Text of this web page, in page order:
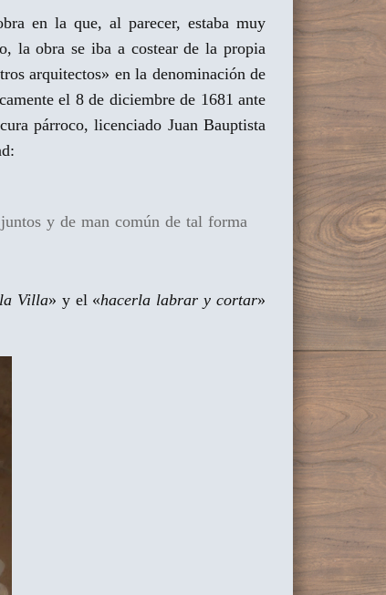
en la que, al parecer, estaba muy
la obra se iba a costear de la propia
arquitectos» en la denominación de
el 8 de diciembre de 1681 ante
párroco, licenciado Juan Bauptista
y de man común de tal forma
Villa» y el «hacerla labrar y cortar»